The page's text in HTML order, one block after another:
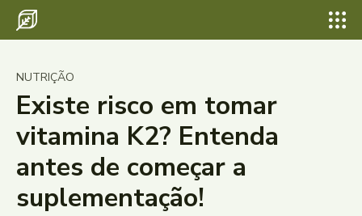
NUTRIÇÃO
Existe risco em tomar
vitamina K2? Entenda
antes de começar a
suplementação!